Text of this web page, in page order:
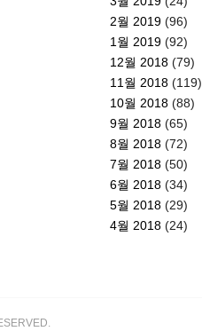
2월 2019 (96)
1월 2019 (92)
12월 2018 (79)
11월 2018 (119)
10월 2018 (88)
9월 2018 (65)
8월 2018 (72)
7월 2018 (50)
6월 2018 (34)
5월 2018 (29)
4월 2018 (24)